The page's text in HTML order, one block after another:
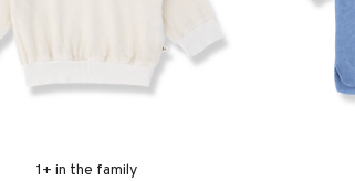
1+ in the family